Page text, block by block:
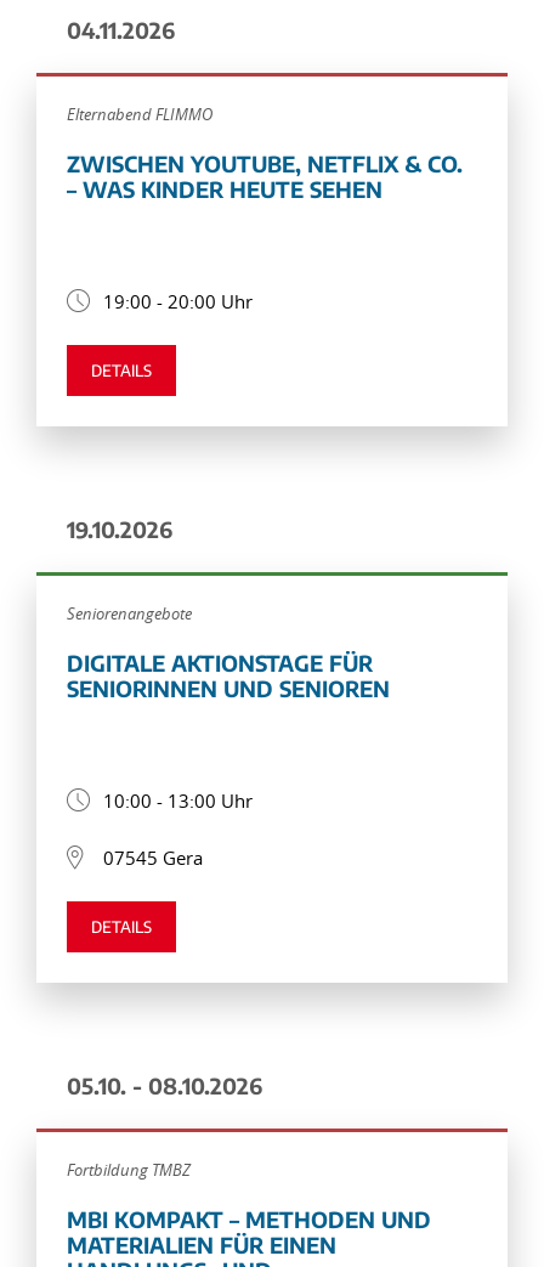
04.11.2026
Elternabend FLIMMO
ZWISCHEN YOUTUBE, NETFLIX & CO.
– WAS KINDER HEUTE SEHEN
19:00 - 20:00 Uhr
DETAILS
19.10.2026
Seniorenangebote
DIGITALE AKTIONSTAGE FÜR
SENIORINNEN UND SENIOREN
10:00 - 13:00 Uhr
07545 Gera
DETAILS
05.10. - 08.10.2026
Fortbildung TMBZ
MBI KOMPAKT – METHODEN UND
MATERIALIEN FÜR EINEN